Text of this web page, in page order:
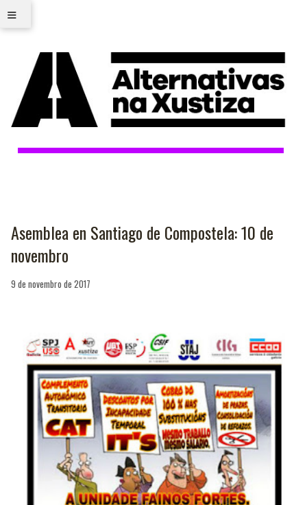
≡
Asemblea en Santiago de Compostela: 10 de
novembro
9 de novembro de 2017